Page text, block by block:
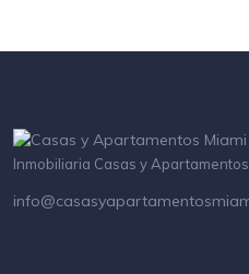
Inmobiliaria Casas y